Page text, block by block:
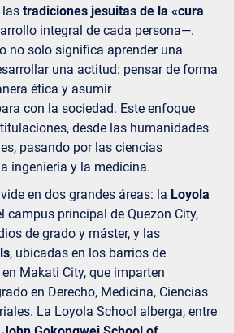
las tradiciones jesuitas de la «cura
integral de cada persona—.
no solo significa aprender una
una actitud: pensar de forma
ética y asumir
con la sociedad. Este enfoque
desde las humanidades
pasando por las ciencias
ingeniería y la medicina.
en dos grandes áreas: la Loyola
campus principal de Quezon City,
de grado y máster, y las
, ubicadas en los barrios de
Makati City, que imparten
en Derecho, Medicina, Ciencias
La Loyola School alberga, entre